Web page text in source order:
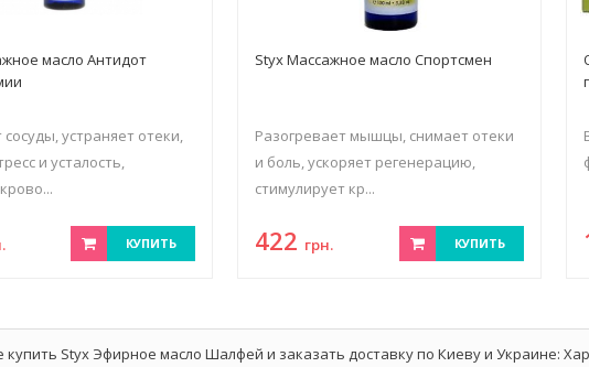
масло Антидот
сосуды, устраняет отеки,
и усталость,
КУПИТЬ
Styx Массажное масло Спортсмен
Разогревает мышцы, снимает отеки
и боль, ускоряет регенерацию,
стимулирует кр...
422 грн. КУПИТЬ
Styx Эфирное масло Шалфей и заказать доставку по Киеву и Украине: